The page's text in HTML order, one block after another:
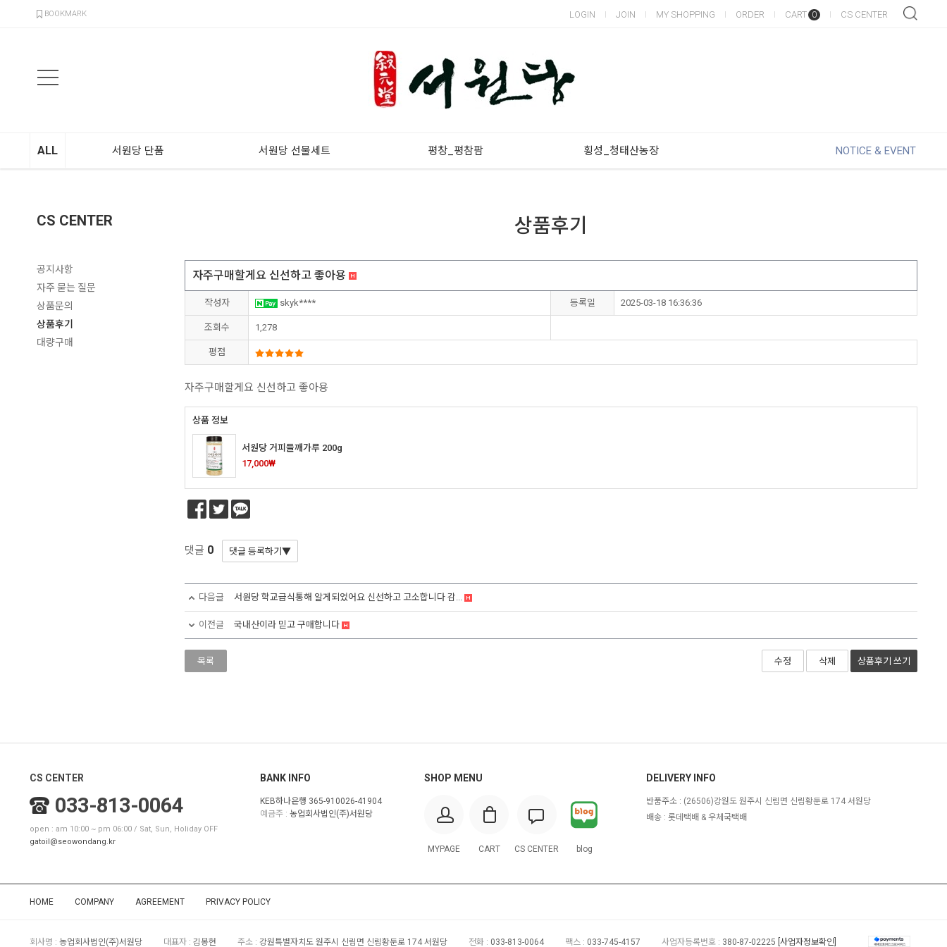
BOOKMARK LOGIN JOIN MY SHOPPING ORDER CART 0 CS CENTER
ALL 서원당 단품 서원당 선물세트 평창_평참팜 횡성_청태산농장 NOTICE & EVENT
CS CENTER
공지사항
자주 묻는 질문
상품문의
상품후기
대량구매
상품후기
자주구매할게요 신선하고 좋아용
작성자 skyk**** 등록일 2025-03-18 16:36:36
조회수 1,278
평점
자주구매할게요 신선하고 좋아용
상품 정보
서원당 거피들깨가루 200g
17,000₩
댓글 0
다음글 서원당 학교급식통해 알게되었어요 신선하고 고소합니다 감...
이전글 국내산이라 믿고 구매합니다
목록 수정 삭제 상품후기 쓰기
CS CENTER
033-813-0064
open : am 10:00 ~ pm 06:00 / Sat, Sun, Holiday OFF
gatoil@seowondang.kr
BANK INFO
KEB하나은행 365-910026-41904
예금주 : 농업회사법인(주)서원당
SHOP MENU
MYPAGE CART CS CENTER blog
DELIVERY INFO
반품주소 : (26506)강원도 원주시 신림면 신림황둔로 174 서원당
배송 : 롯데택배 & 우체국택배
HOME COMPANY AGREEMENT PRIVACY POLICY
회사명 : 농업회사법인(주)서원당 대표자 : 김봉현 주소 : 강원특별자치도 원주시 신림면 신림황둔로 174 서원당 전화 : 033-813-0064 팩스 : 033-745-4157 사업자등록번호 : 380-87-02225 [사업자정보확인]